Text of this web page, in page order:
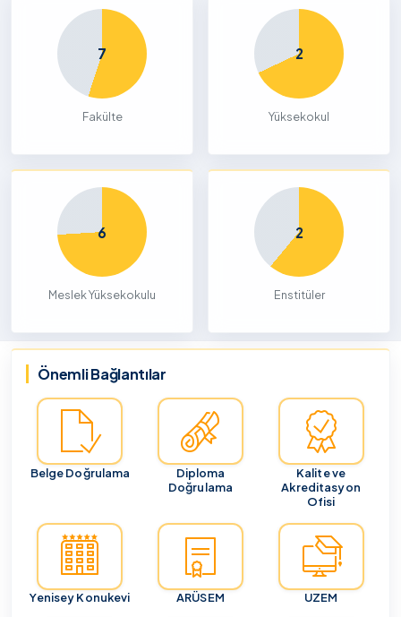
7
Fakülte
2
Yüksekokul
6
Meslek Yüksekokulu
2
Enstitüler
Önemli Bağlantılar
Belge Doğrulama
Diploma
Doğrulama
Kalite ve
Akreditasyon
Ofisi
Yenisey Konukevi ARÜSEM UZEM